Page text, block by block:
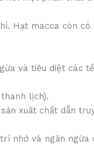
Hạt macca còn
và tiêu diệt các
lịch).
xuất chất dẫn
nhớ và ngăn